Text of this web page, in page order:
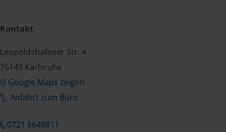
Kontakt
Leopoldshafener Str. 4
76149 Karlsruhe
Google Maps zeigen
Anfahrt zum Büro
0721 8648811